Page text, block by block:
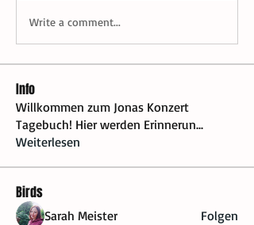
Write a comment...
Info
Willkommen zum Jonas Konzert
Tagebuch! Hier werden Erinnerun...
Weiterlesen
Birds
Sarah Meister
Folgen